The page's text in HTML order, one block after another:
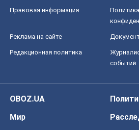
Правовая информация
Политика
Реклама на сайте
Редакционная политика
событий
OBOZ.UA
Мир